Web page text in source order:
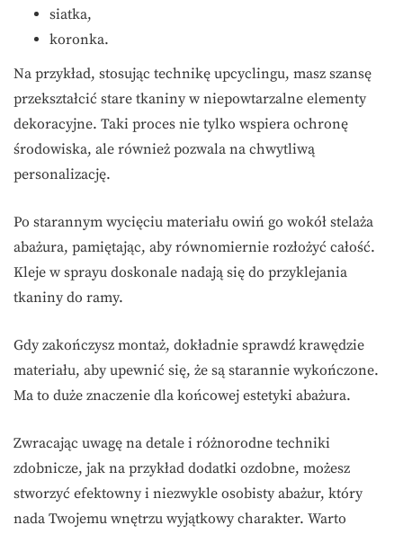
siatka,
koronka.
Na przykład, stosując technikę upcyclingu, masz szansę
przekształcić stare tkaniny w niepowtarzalne elementy
dekoracyjne. Taki proces nie tylko wspiera ochronę
środowiska, ale również pozwala na chwytliwą
personalizację.
Po starannym wycięciu materiału owiń go wokół stelaża
abażura, pamiętając, aby równomiernie rozłożyć całość.
Kleje w sprayu doskonale nadają się do przyklejania
tkaniny do ramy.
Gdy zakończysz montaż, dokładnie sprawdź krawędzie
materiału, aby upewnić się, że są starannie wykończone.
Ma to duże znaczenie dla końcowej estetyki abażura.
Zwracając uwagę na detale i różnorodne techniki
zdobnicze, jak na przykład dodatki ozdobne, możesz
stworzyć efektowny i niezwykle osobisty abażur, który
nada Twojemu wnętrzu wyjątkowy charakter. Warto